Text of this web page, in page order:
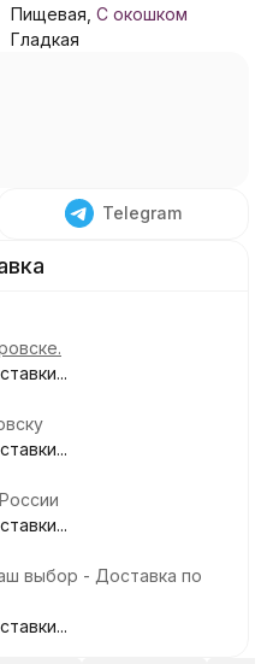
Пищевая, С окошком
Гладкая
Telegram
выбор - Доставка по